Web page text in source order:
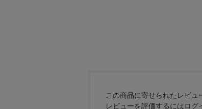
この商品に寄せられたレビュ
レビューを評価するにはログ